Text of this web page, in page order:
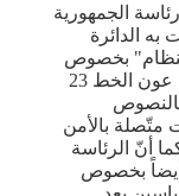
الجمهورية
الدائرة
بخصوص
مفاوضات ترسيم الحدود وإعلان الرئيس عون الخط 23
متّصلة بالأمن
أنّ الرئاسة
أيضاً بخصوص